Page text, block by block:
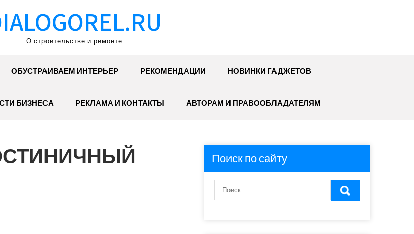
О строительстве и ремонте
ОБУСТРАИВАЕМ ИНТЕРЬЕР РЕКОМЕНДАЦИИ НОВИНКИ ГАДЖЕТОВ
БИЗНЕСА РЕКЛАМА И КОНТАКТЫ АВТОРАМ И ПРАВООБЛАДАТЕЛЯМ
Поиск по сайту